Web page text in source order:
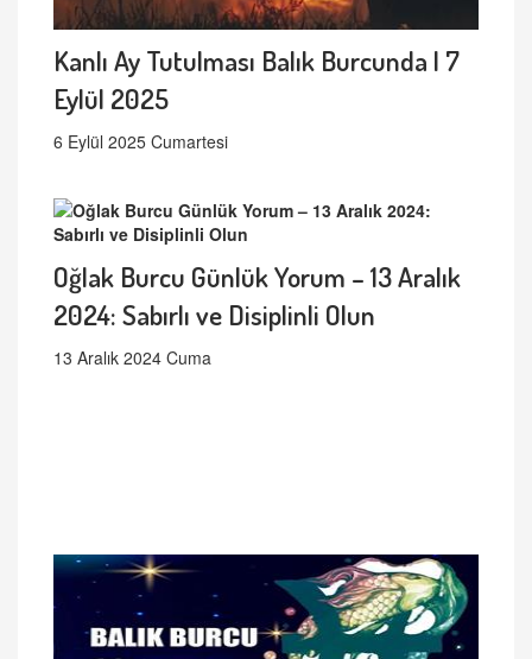
Kanlı Ay Tutulması Balık Burcunda | 7
Eylül 2025
6 Eylül 2025 Cumartesi
Oğlak Burcu Günlük Yorum – 13 Aralık
2024: Sabırlı ve Disiplinli Olun
13 Aralık 2024 Cuma